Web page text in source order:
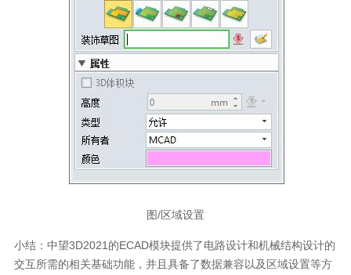
图/区域设置
小结：中望3D2021的ECAD模块提供了电路设计和机械结构设计的
交互所需的相关基础功能，并且具备了数据兼容以及区域设置等方